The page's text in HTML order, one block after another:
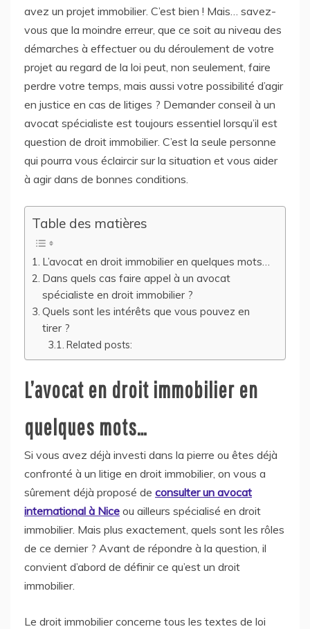
avez un projet immobilier. C’est bien ! Mais… savez-
vous que la moindre erreur, que ce soit au niveau des
démarches à effectuer ou du déroulement de votre
projet au regard de la loi peut, non seulement, faire
perdre votre temps, mais aussi votre possibilité d’agir
en justice en cas de litiges ? Demander conseil à un
avocat spécialiste est toujours essentiel lorsqu’il est
question de droit immobilier. C’est la seule personne
qui pourra vous éclaircir sur la situation et vous aider
à agir dans de bonnes conditions.
Table des matières
L’avocat en droit immobilier en quelques mots…
Dans quels cas faire appel à un avocat
spécialiste en droit immobilier ?
Quels sont les intérêts que vous pouvez en
tirer ?
Related posts:
L’avocat en droit immobilier en
quelques mots…
Si vous avez déjà investi dans la pierre ou êtes déjà
confronté à un litige en droit immobilier, on vous a
sûrement déjà proposé de consulter un avocat
international à Nice ou ailleurs spécialisé en droit
immobilier. Mais plus exactement, quels sont les rôles
de ce dernier ? Avant de répondre à la question, il
convient d’abord de définir ce qu’est un droit
immobilier.
Le droit immobilier concerne tous les textes de loi